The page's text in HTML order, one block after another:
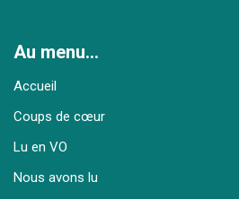
Au menu…
Accueil
Coups de cœur
Lu en VO
Nous avons lu